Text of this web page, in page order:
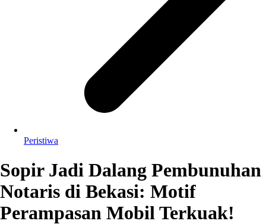
Peristiwa
Sopir Jadi Dalang Pembunuhan
Notaris di Bekasi: Motif
Perampasan Mobil Terkuak!